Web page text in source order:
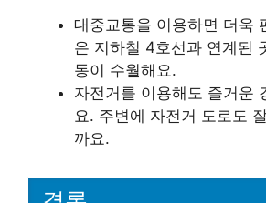
대중교통을 이용하면 더욱
은 지하철 4호선과 연계된
동이 수월해요.
자전거를 이용해도 즐거운
요. 주변에 자전거 도로도
까요.